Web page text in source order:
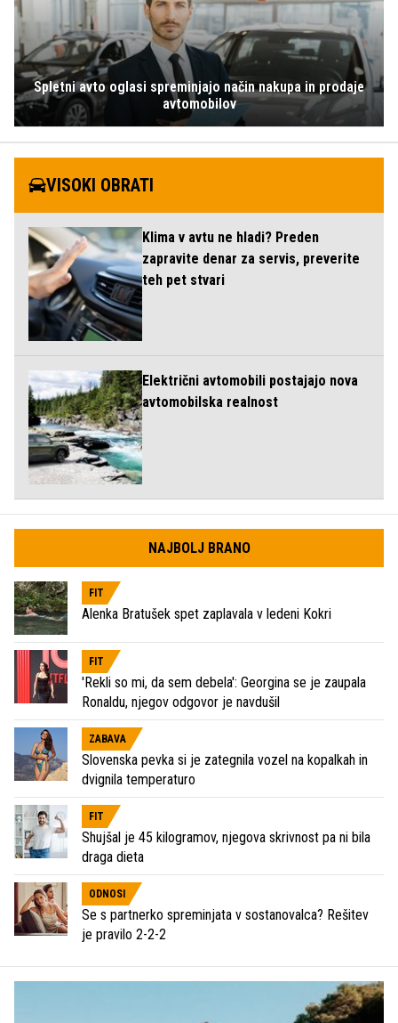
Spletni avto oglasi spreminjajo način nakupa in prodaje
avtomobilov
VISOKI OBRATI
Klima v avtu ne hladi? Preden
zapravite denar za servis, preverite
teh pet stvari
Električni avtomobili postajajo nova
avtomobilska realnost
NAJBOLJ BRANO
FIT
Alenka Bratušek spet zaplavala v ledeni Kokri
FIT
'Rekli so mi, da sem debela': Georgina se je zaupala
Ronaldu, njegov odgovor je navdušil
ZABAVA
Slovenska pevka si je zategnila vozel na kopalkah in
dvignila temperaturo
FIT
Shujšal je 45 kilogramov, njegova skrivnost pa ni bila
draga dieta
ODNOSI
Se s partnerko spreminjata v sostanovalca? Rešitev
je pravilo 2-2-2